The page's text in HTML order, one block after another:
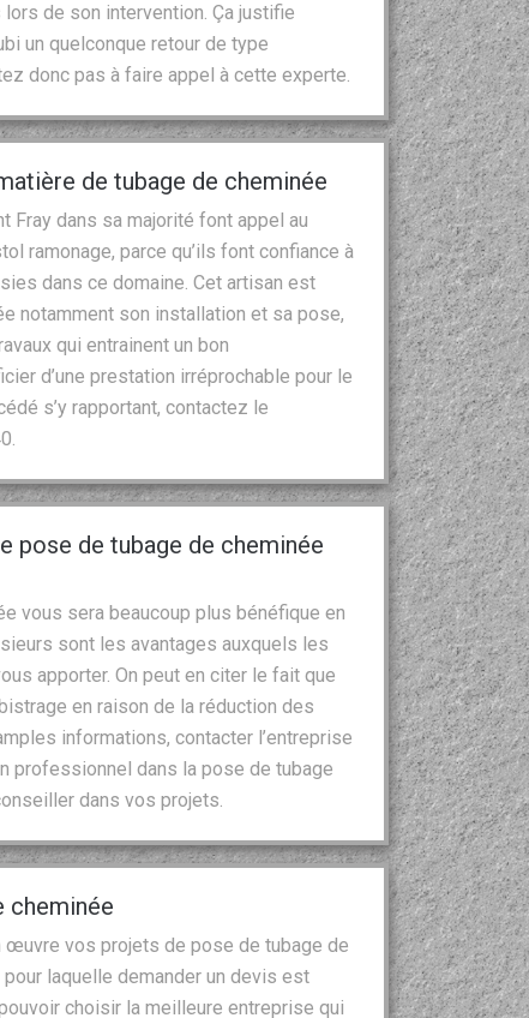
de son intervention. Ça justifie
un quelconque retour de type
donc pas à faire appel à cette experte.
de tubage de cheminée
Fray dans sa majorité font appel au
ramonage, parce qu’ils font confiance à
dans ce domaine. Cet artisan est
notamment son installation et sa pose,
qui entrainent un bon
d’une prestation irréprochable pour le
s’y rapportant, contactez le
pose de tubage de cheminée
vous sera beaucoup plus bénéfique en
sont les avantages auxquels les
apporter. On peut en citer le fait que
en raison de la réduction des
informations, contacter l’entreprise
professionnel dans la pose de tubage
dans vos projets.
cheminée
vos projets de pose de tubage de
laquelle demander un devis est
choisir la meilleure entreprise qui